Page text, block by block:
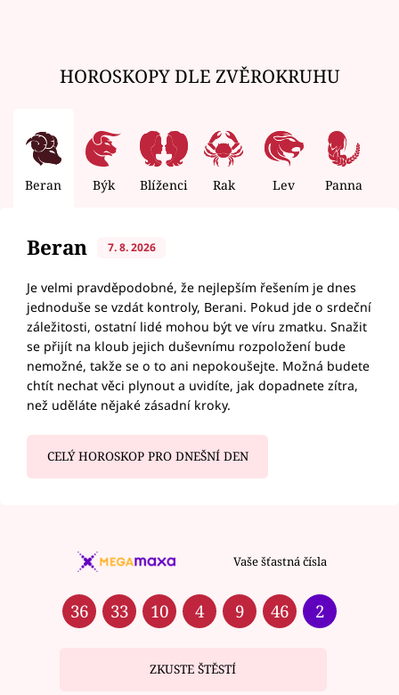
HOROSKOPY DLE ZVĚROKRUHU
Beran Býk Blíženci Rak Lev Panna
Beran 7. 8. 2026
Je velmi pravděpodobné, že nejlepším řešením je dnes
jednoduše se vzdát kontroly, Berani. Pokud jde o srdeční
záležitosti, ostatní lidé mohou být ve víru zmatku. Snažit
se přijít na kloub jejich duševnímu rozpoložení bude
nemožné, takže se o to ani nepokoušejte. Možná budete
chtít nechat věci plynout a uvidíte, jak dopadnete zítra,
než uděláte nějaké zásadní kroky.
CELÝ HOROSKOP PRO DNEŠNÍ DEN
Vaše šťastná čísla
36 33 10 4 9 46 2
ZKUSTE ŠTĚSTÍ